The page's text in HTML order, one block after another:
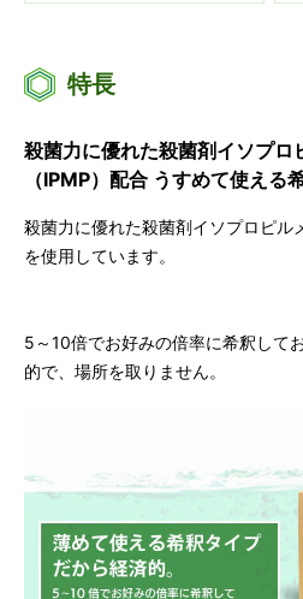
特長
殺菌力に優れた殺菌剤イソプロ
（IPMP）配合 うすめて使える
殺菌力に優れた殺菌剤イソプロピル
を使用しています。
5～10倍でお好みの倍率に希釈して
的で、場所を取りません。